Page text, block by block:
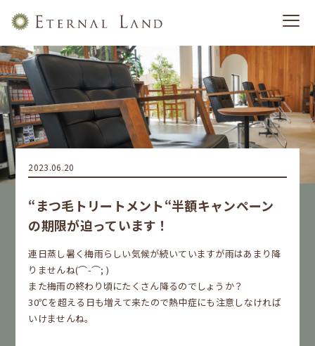
2023.06.20
“まつ毛トリートメント“半額キャンペーン
の期限が迫っています！
連日蒸し暑く梅雨らしい気候が続いていますが雨はあまり降
りませんね(⌒-⌒; )
また梅雨の終わり頃にたくさん降るのでしょうか？
30℃を超える日も増えて来たので熱中症にも注意しなければ
いけませんね。